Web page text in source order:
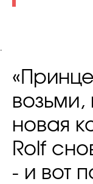
.
возьми,
новая
Rolf
- и вот